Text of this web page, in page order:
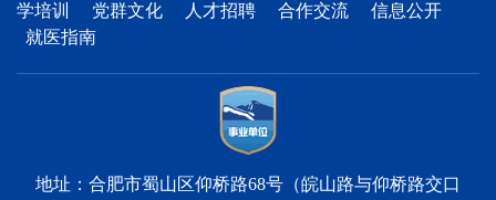
学培训
党群文化 人才招聘 合作交流
信息公开
就医指南
地址：合肥市蜀山区仰桥路68号（皖山路与仰桥路交口